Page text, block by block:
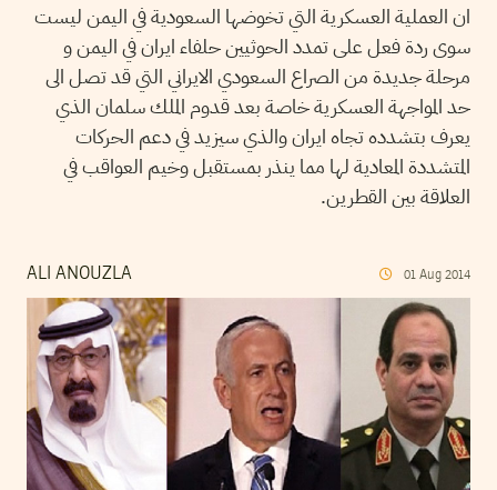
ان العملية العسكرية التي تخوضها السعودية في اليمن ليست
سوى ردة فعل على تمدد الحوثيين حلفاء ايران في اليمن و
مرحلة جديدة من الصراع السعودي الايراني التي قد تصل الى
حد المواجهة العسكرية خاصة بعد قدوم الملك سلمان الذي
يعرف بتشدده تجاه ايران والذي سيزيد في دعم الحركات
المتشددة المعادية لها مما ينذر بمستقبل وخيم العواقب في
العلاقة بين القطرين.
ALI ANOUZLA 01 Aug 2014